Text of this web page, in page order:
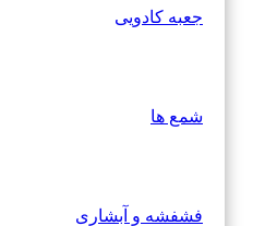
جعبه کادویی
شمع ها
فشفشه و آبشاری